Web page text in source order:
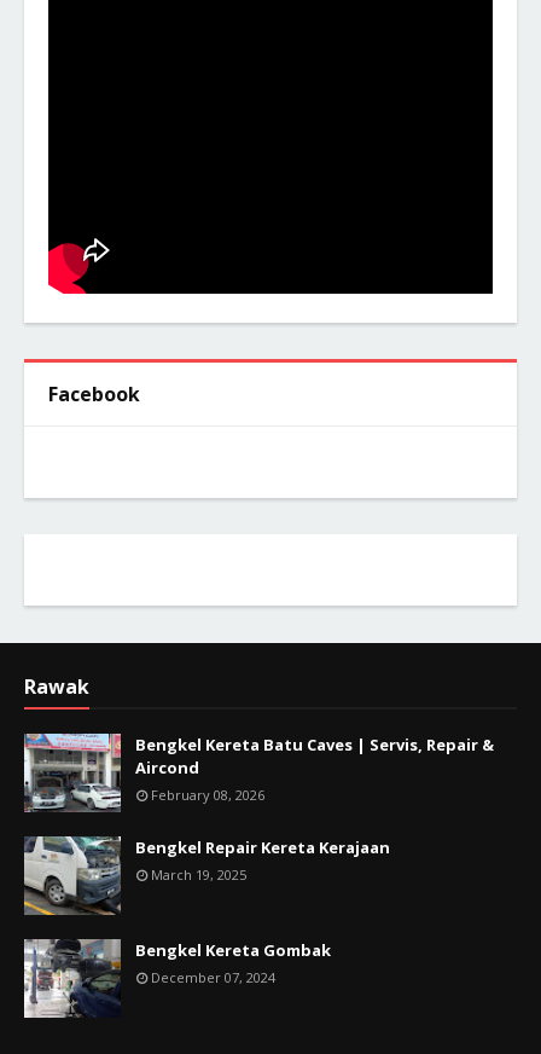
Facebook
Rawak
Bengkel Kereta Batu Caves | Servis, Repair &
Aircond
February 08, 2026
Bengkel Repair Kereta Kerajaan
March 19, 2025
Bengkel Kereta Gombak
December 07, 2024